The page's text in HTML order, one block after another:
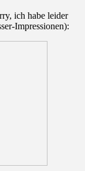
ich habe leider
Impressionen):